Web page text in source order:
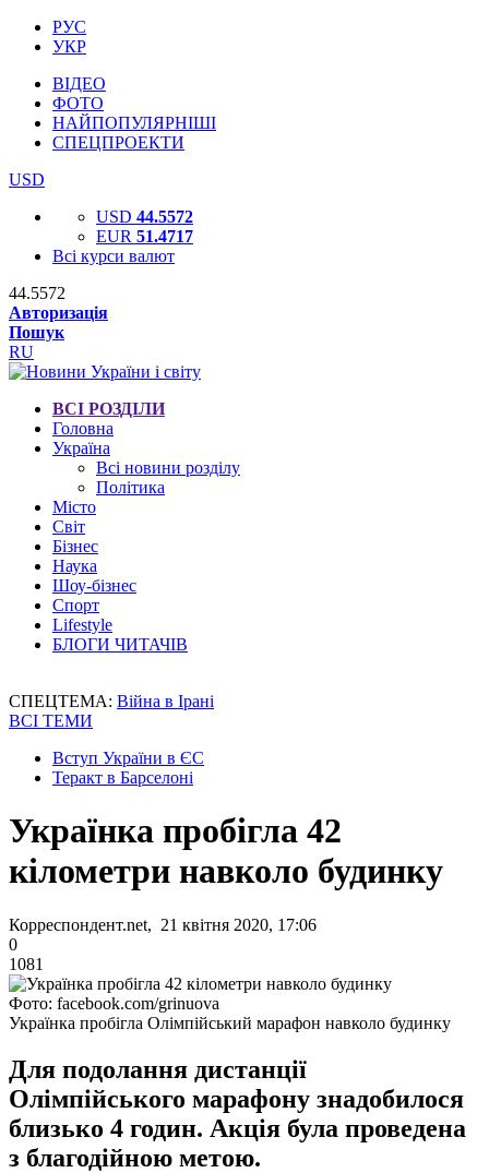
РУС
УКР
ВІДЕО
ФОТО
НАЙПОПУЛЯРНІШІ
СПЕЦПРОЕКТИ
USD
USD 44.5572
EUR 51.4717
Всі курси валют
44.5572
Авторизація
Пошук
RU
ВСІ РОЗДІЛИ
Головна
Україна
Всі новини розділу
Політика
Місто
Світ
Бізнес
Наука
Шоу-бізнес
Спорт
Lifestyle
БЛОГИ ЧИТАЧІВ
СПЕЦТЕМА: Війна в Ірані
ВСІ ТЕМИ
Вступ України в ЄС
Теракт в Барселоні
Українка пробігла 42
кілометри навколо будинку
Корреспондент.net, 21 квітня 2020, 17:06
0
1081
Фото: facebook.com/grinuova
Українка пробігла Олімпійський марафон навколо будинку
Для подолання дистанції
Олімпійського марафону знадобилося
близько 4 годин. Акція була проведена
з благодійною метою.